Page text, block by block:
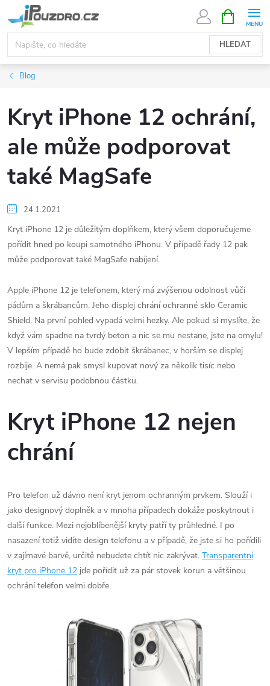
na
obsah
HLEDAT
NÁKUPNÍ
KOŠÍK
Blog
Kryt iPhone 12 ochrání,
ale může podporovat
také MagSafe
24.1.2021
Kryt iPhone 12 je důležitým doplňkem, který všem doporučujeme
pořídit hned po koupi samotného iPhonu. V případě řady 12 pak
může podporovat také MagSafe nabíjení.
Apple iPhone 12 je telefonem, který má zvýšenou odolnost vůči
pádům a škrábancům. Jeho displej chrání ochranné sklo Ceramic
Shield. Na první pohled vypadá velmi hezky. Ale pokud si myslíte, že
když vám spadne na tvrdý beton a nic se mu nestane, jste na omylu!
V lepším případě ho bude zdobit škrábanec, v horším se displej
rozbije. A nemá pak smysl kupovat nový za několik tisíc nebo
nechat v servisu podobnou částku.
Kryt iPhone 12 nejen
chrání
Pro telefon už dávno není kryt jenom ochranným prvkem. Slouží i
jako designový doplněk a v mnoha případech dokáže poskytnout i
další funkce. Mezi nejoblíbenější kryty patří ty průhledné. I po
nasazení totiž vidíte design telefonu a v případě, že jste si ho pořídili
v zajímavé barvě, určitě nebudete chtít nic zakrývat. Transparentní
kryt pro iPhone 12 jde pořídit už za pár stovek korun a většinou
ochrání telefon velmi dobře.